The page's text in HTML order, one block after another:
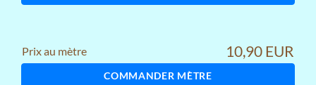
Prix au mètre 10,90 EUR
COMMANDER MÈTRE